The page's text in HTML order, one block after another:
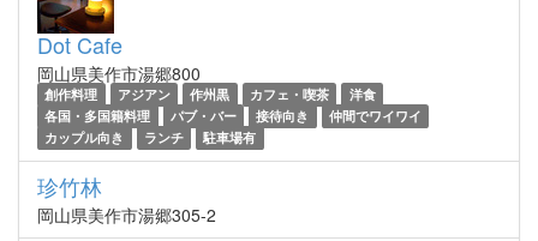
Dot Cafe
岡山県美作市湯郷800
創作料理 アジアン 作州黒 カフェ・喫茶
洋食
各国・多国籍料理
パブ・バー 接待向き
仲間でワイワイ
カップル向き
ランチ 駐車場有
珍竹林
岡山県美作市湯郷305-2